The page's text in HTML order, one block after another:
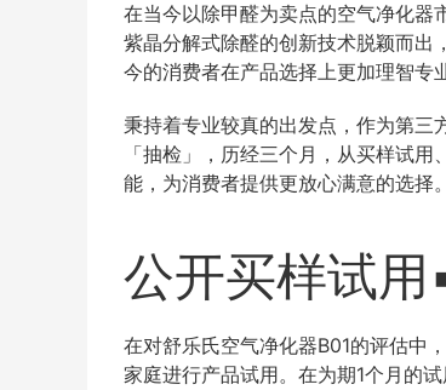
在当今以除甲醛为卖点的空气净化器
紫晶分解式除醛的创新技术脱颖而出
今的消费者在产品选择上更加理智专
秉持着专业较真的出发点，作为第三
「抽检」，历经三个月，从买样试
能，为消费者提供更放心满意的选择。
公开买样试用
在对舒乐氏空气净化器B01的评估中
家庭进行产品试用。在为期1个月的